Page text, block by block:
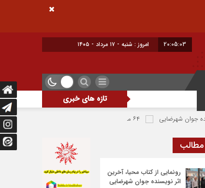
20:05:04 امروز : شنبه - ۱۷ مرداد - ۱۴۰۵
تازه های خبری
۶۴ میلیارد تومان تسهیلات اشتغالزایی به مددجویان کمیته امداد شهرضا پرداخت شد
رونمایی از کتاب محیا، آخرین
اثر نویسنده جوان شهرضایی